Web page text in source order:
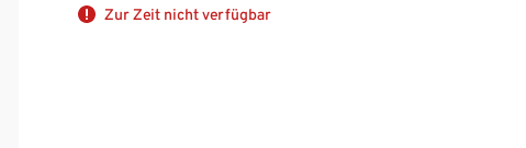
Zur Zeit nicht verfügbar